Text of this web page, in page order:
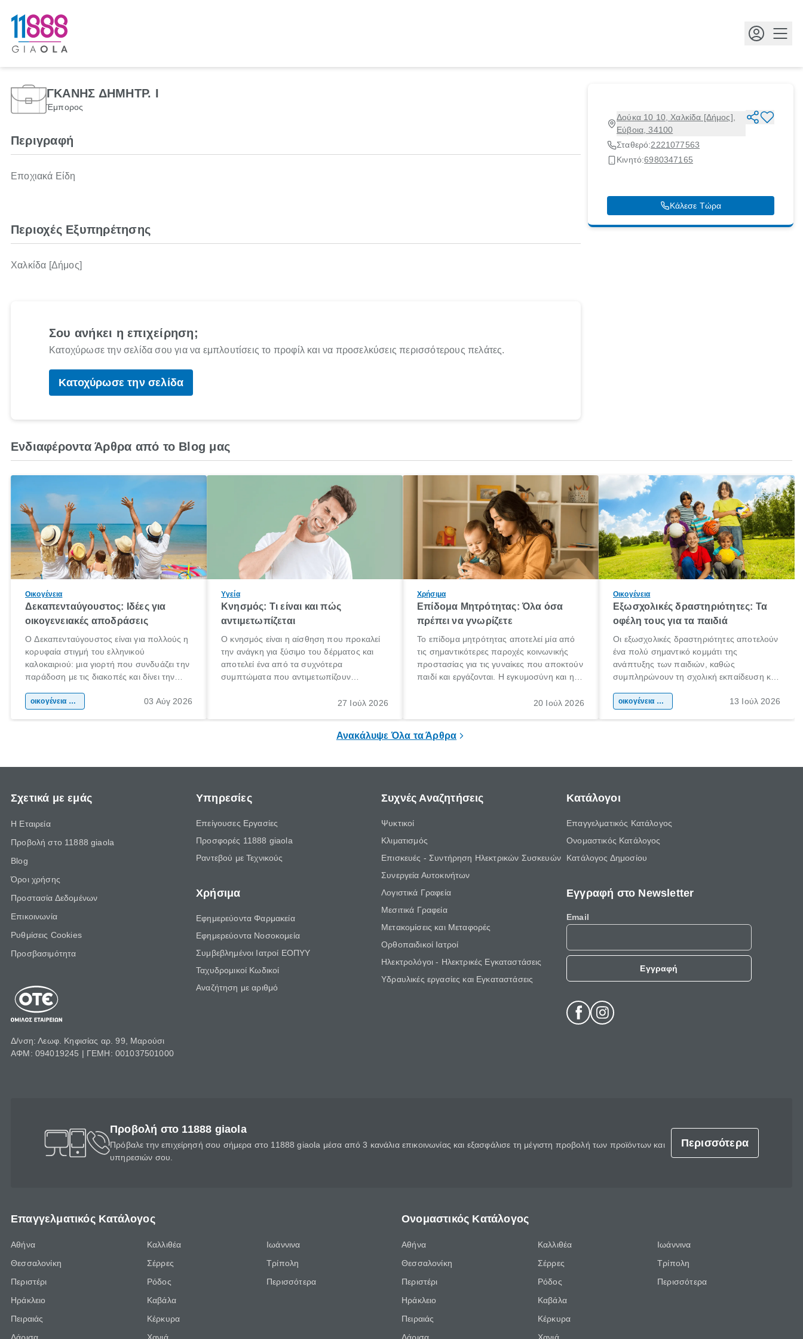
ΓΚΑΝΗΣ ΔΗΜΗΤΡ. Ι
Έμπορος
Δούκα 10 10, Χαλκίδα [Δήμος],
Εύβοια, 34100
Σταθερό:2221077563
Κινητό:6980347165
Κάλεσε Τώρα
Περιγραφή
Εποχιακά Είδη
Περιοχές Εξυπηρέτησης
Χαλκίδα [Δήμος]
Σου ανήκει η επιχείρηση;
Κατοχύρωσε την σελίδα σου για να εμπλουτίσεις το προφίλ και να προσελκύσεις περισσότερους πελάτες.
Κατοχύρωσε την σελίδα
Ενδιαφέροντα Άρθρα από το Blog μας
Οικογένεια
Δεκαπενταύγουστος: Ιδέες για
οικογενειακές αποδράσεις
Ο Δεκαπενταύγουστος είναι για πολλούς η
κορυφαία στιγμή του ελληνικού
καλοκαιριού: μια γιορτή που συνδυάζει την
παράδοση με τις διακοπές και δίνει την
χώρας. Είτε πρόκειται για λίγες μέρες
οικογένεια & παιδί 03 Αύγ 2026
Υγεία
Κνησμός: Τι είναι και πώς
αντιμετωπίζεται
Ο κνησμός είναι η αίσθηση που προκαλεί
την ανάγκη για ξύσιμο του δέρματος και
αποτελεί ένα από τα συχνότερα
συμπτώματα που αντιμετωπίζουν
πληροφορίες για το «κνησμός τι είναι»,
27 Ιούλ 2026
Χρήσιμα
Επίδομα Μητρότητας: Όλα όσα
πρέπει να γνωρίζετε
Το επίδομα μητρότητας αποτελεί μία από
τις σημαντικότερες παροχές κοινωνικής
προστασίας για τις γυναίκες που αποκτούν
παιδί και εργάζονται. Η εγκυμοσύνη και η
σημαντική περίοδος στη ζωή κάθε20 Ιούλ 2026
Οικογένεια
Εξωσχολικές δραστηριότητες: Τα
οφέλη τους για τα παιδιά
Οι εξωσχολικές δραστηριότητες αποτελούν
ένα πολύ σημαντικό κομμάτι της
ανάπτυξης των παιδιών, καθώς
συμπληρώνουν τη σχολική εκπαίδευση και
της προσωπικότητας, της κοινωνικότητας
οικογένεια & παιδί 13 Ιούλ 2026
Ανακάλυψε Όλα τα Άρθρα
Σχετικά με εμάς
Η Εταιρεία
Προβολή στο 11888 giaola
Blog
Όροι χρήσης
Προστασία Δεδομένων
Επικοινωνία
Ρυθμίσεις Cookies
Προσβασιμότητα
Δ/νση: Λεωφ. Κηφισίας αρ. 99, Μαρούσι
ΑΦΜ: 094019245 | ΓΕΜΗ: 001037501000
Υπηρεσίες
Επείγουσες Εργασίες
Προσφορές 11888 giaola
Ραντεβού με Τεχνικούς
Χρήσιμα
Εφημερεύοντα Φαρμακεία
Εφημερεύοντα Νοσοκομεία
Συμβεβλημένοι Ιατροί ΕΟΠΥΥ
Ταχυδρομικοί Κωδικοί
Αναζήτηση με αριθμό
Συχνές Αναζητήσεις
Ψυκτικοί
Κλιματισμός
Επισκευές - Συντήρηση Ηλεκτρικών Συσκευών
Συνεργεία Αυτοκινήτων
Λογιστικά Γραφεία
Μεσιτικά Γραφεία
Μετακομίσεις και Μεταφορές
Ορθοπαιδικοί Ιατροί
Ηλεκτρολόγοι - Ηλεκτρικές Εγκαταστάσεις
Υδραυλικές εργασίες και Εγκαταστάσεις
Κατάλογοι
Επαγγελματικός Κατάλογος
Ονομαστικός Κατάλογος
Κατάλογος Δημοσίου
Εγγραφή στο Newsletter
Email
Εγγραφή
Προβολή στο 11888 giaola
Πρόβαλε την επιχείρησή σου σήμερα στο 11888 giaola μέσα από 3 κανάλια επικοινωνίας και εξασφάλισε τη μέγιστη προβολή των προϊόντων και
υπηρεσιών σου.
Περισσότερα
Επαγγελματικός Κατάλογος
Αθήνα
Θεσσαλονίκη
Περιστέρι
Ηράκλειο
Πειραιάς
Καλλιθέα
Σέρρες
Ρόδος
Καβάλα
Κέρκυρα
Ιωάννινα
Τρίπολη
Περισσότερα
Ονομαστικός Κατάλογος
Αθήνα
Θεσσαλονίκη
Περιστέρι
Ηράκλειο
Πειραιάς
Καλλιθέα
Σέρρες
Ρόδος
Καβάλα
Κέρκυρα
Ιωάννινα
Τρίπολη
Περισσότερα